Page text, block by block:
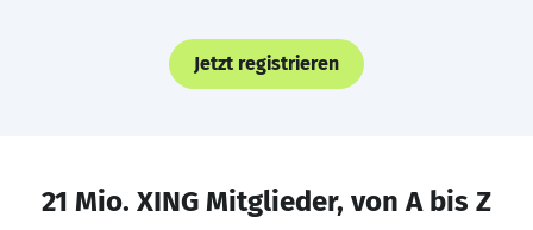
Jetzt registrieren
21 Mio. XING Mitglieder, von A bis Z